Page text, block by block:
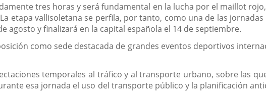
tres horas y será fundamental en la lucha por el maillot
etapa vallisoletana se perfila, por tanto, como una de las
agosto y finalizará en la capital española el 14 de septiembre.
como sede destacada de grandes eventos deportivos
temporales al tráfico y al transporte urbano, sobre las
esa jornada el uso del transporte público y la planificación